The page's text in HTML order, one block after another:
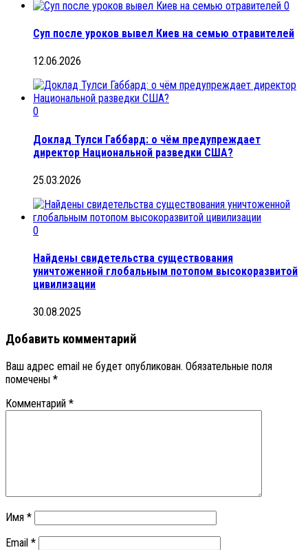
0
Суп после уроков вывел Киев на семью отравителей
12.06.2026
0
Доклад Тулси Габбард: о чём предупреждает
директор Национальной разведки США?
25.03.2026
0
Найдены свидетельства существования
уничтоженной глобальным потопом высокоразвитой
цивилизации
30.08.2025
Добавить комментарий
Ваш адрес email не будет опубликован. Обязательные поля
помечены *
Комментарий *
Имя *
Email *